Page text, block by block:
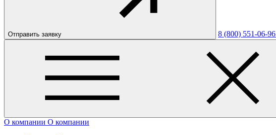
Отправить заявку 8 (800) 551-06-96
О компании О компании